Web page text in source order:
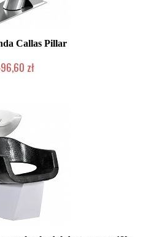
Callas Pillar
zł